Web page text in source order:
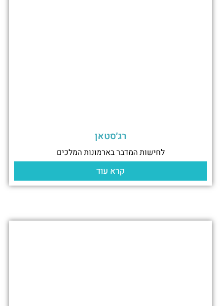
רג׳סטאן
לחישות המדבר בארמונות המלכים
קרא עוד